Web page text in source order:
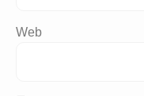
Web